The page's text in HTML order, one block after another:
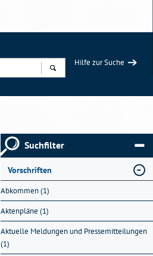
Hilfe zur Suche
Suchfilter
Vorschriften
Abkommen (1)
Aktenpläne (1)
Aktuelle Meldungen und Pressemitteilungen
(1)